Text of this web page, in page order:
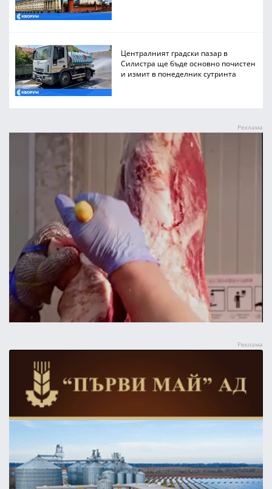
Централният градски пазар в
Силистра ще бъде основно почистен
и измит в понеделник сутринта